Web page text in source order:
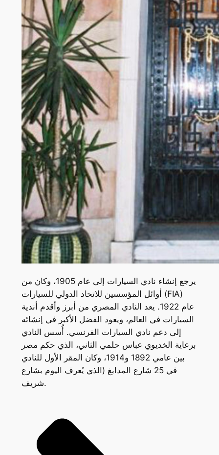
يرجع إنشاء نادي السيارات إلى عام 1905، وكان من
أوائل المؤسسين للاتحاد الدولي للسيارات (FIA)
عام 1922. يعد النادي المصري من أبرز وأقدم أندية
السيارات في العالم، ويعود الفضل الأكبر في إنشائه
إلى دعم نادي السيارات الفرنسي. أُسس النادي
برعاية الخديوي عباس حلمي الثاني، الذي حكم مصر
بين عامي 1892 و1914، وكان المقر الأول للنادي
في 25 شارع المدابغ (الذي يُعرف اليوم بشارع
شريف.